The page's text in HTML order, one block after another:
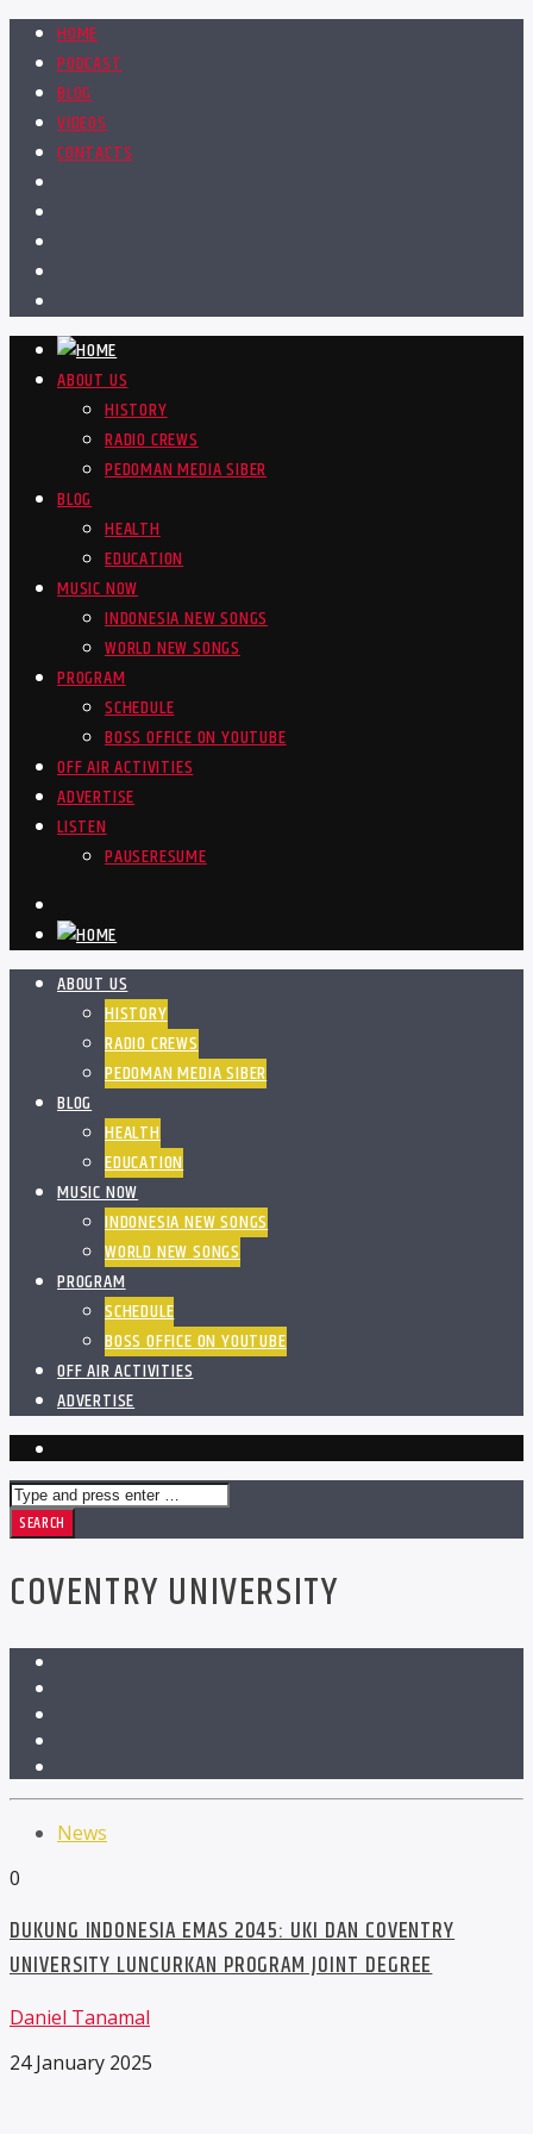
HOME
PODCAST
BLOG
VIDEOS
CONTACTS
ABOUT US
HISTORY
RADIO CREWS
PEDOMAN MEDIA SIBER
BLOG
HEALTH
EDUCATION
MUSIC NOW
INDONESIA NEW SONGS
WORLD NEW SONGS
PROGRAM
SCHEDULE
BOSS OFFICE ON YOUTUBE
OFF AIR ACTIVITIES
ADVERTISE
LISTEN
PAUSERESUME
ABOUT US
HISTORY
RADIO CREWS
PEDOMAN MEDIA SIBER
BLOG
HEALTH
EDUCATION
MUSIC NOW
INDONESIA NEW SONGS
WORLD NEW SONGS
PROGRAM
SCHEDULE
BOSS OFFICE ON YOUTUBE
OFF AIR ACTIVITIES
ADVERTISE
COVENTRY UNIVERSITY
News
0
DUKUNG INDONESIA EMAS 2045: UKI DAN COVENTRY
UNIVERSITY LUNCURKAN PROGRAM JOINT DEGREE
Daniel Tanamal
24 January 2025